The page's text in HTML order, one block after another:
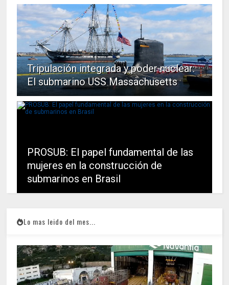
Tripulación integrada y poder nuclear:
El submarino USS Massachusetts
PROSUB: El papel fundamental de las
mujeres en la construcción de
submarinos en Brasil
Lo mas leido del mes...